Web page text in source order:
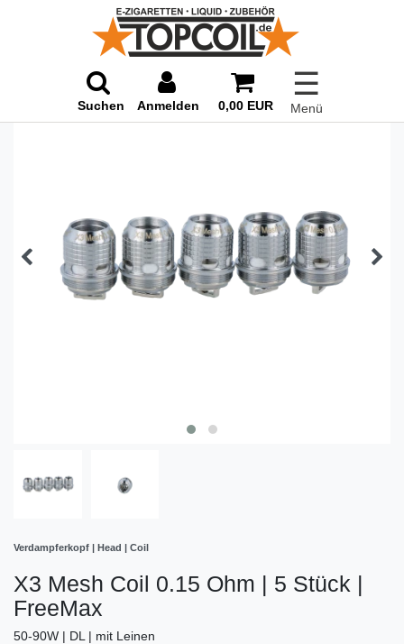
Suchen Anmelden 0,00 EUR
☰
Menü
Verdampferkopf | Head | Coil
X3 Mesh Coil 0.15 Ohm | 5 Stück |
FreeMax
50-90W | DL | mit Leinen